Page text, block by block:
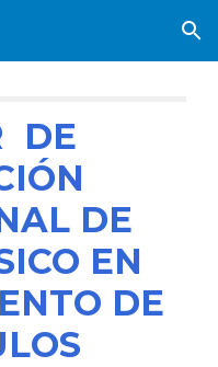
Skip to navigation
DE
DE
EN
DE